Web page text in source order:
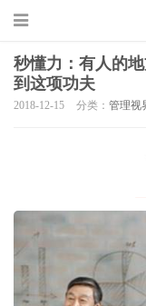
秒懂力：有人的
到这项功夫
2018-12-15 分类： 管理视